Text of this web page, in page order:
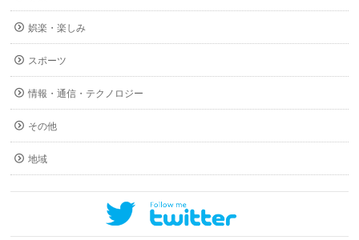
娯楽・楽しみ
スポーツ
情報・通信・テクノロジー
その他
地域